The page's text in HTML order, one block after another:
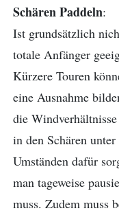
Schären Paddeln:
Ist grundsätzlich
totale Anfänger
Kürzere Touren
eine Ausnahme
die
in den Schären unter
Umständen dafür
man tageweise
muss. Zudem muss